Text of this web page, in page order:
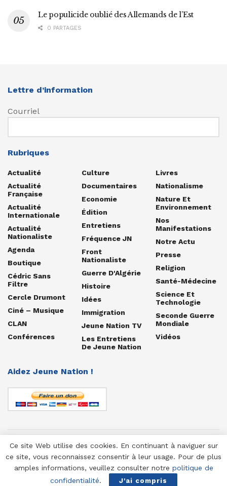
Le populicide oublié des Allemands de l’Est
0 PARTAGES
Lettre d’information
Courriel
Rubriques
Actualité
Actualité
Française
Actualité
Internationale
Actualité
Nationaliste
Agenda
Boutique
Cédric Sans
Filtre
Cercle Drumont
Ciné – Musique
CLAN
Conférences
Culture
Documentaires
Economie
Édition
Entretiens
Fréquence JN
Front
Nationaliste
Guerre D'Algérie
Histoire
Idées
Immigration
Jeune Nation TV
Les Entretiens
De Jeune Nation
Livres
Nationalisme
Nature Et
Environnement
Nos
Manifestations
Notre Actu
Presse
Religion
Santé-Médecine
Science Et
Technologie
Seconde Guerre
Mondiale
Vidéos
Aidez Jeune Nation !
© 1958-2025 Jeune Nation
Ce site Web utilise des cookies. En continuant à naviguer sur
ce site, vous reconnaissez consentir à leur usage. Pour de plus
amples informations, veuillez consulter notre politique de
confidentialité. J'ai compris